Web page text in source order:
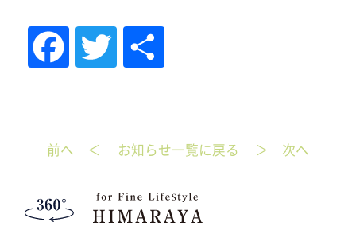
Fac
Tw
前へ ＜ お知らせ一覧に戻る ＞ 次へ